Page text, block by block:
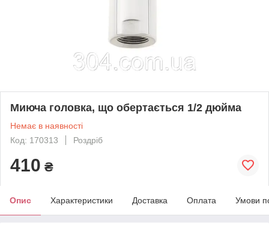
Миюча головка, що обертається 1/2 дюйма
Немає в наявності
Код: 170313
Роздріб
410 ₴
Опис Характеристики Доставка Оплата Умови